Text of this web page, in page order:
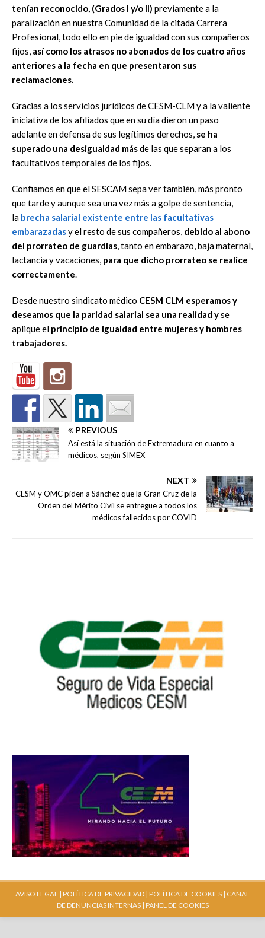
tenían reconocido, (Grados I y/o II) previamente a la
paralización en nuestra Comunidad de la citada Carrera
Profesional, todo ello en pie de igualdad con sus compañeros
fijos, así como los atrasos no abonados de los cuatro años
anteriores a la fecha en que presentaron sus
reclamaciones.
Gracias a los servicios jurídicos de CESM-CLM y a la valiente
iniciativa de los afiliados que en su día dieron un paso
adelante en defensa de sus legítimos derechos, se ha
superado una desigualdad másde las que separan a los
facultativos temporales de los fijos.
Confiamos en que el SESCAM sepa ver también, más pronto
que tarde y aunque sea una vez más a golpe de sentencia,
la brecha salarial existente entre las facultativas
embarazadasy el resto de sus compañeros, debido al abono
del prorrateo de guardias , tanto en embarazo, baja maternal,
lactancia y vacaciones, para que dicho prorrateo se realice
correctamente
Desde nuestro sindicato médico CESM CLM esperamos y
deseamos que la paridad salarial sea una realidad yse
aplique el principio de igualdad entre mujeres y hombres
trabajadores.
PREVIOUS
Así está la situación de Extremadura en cuanto a
médicos, según SIMEX
NEXT
CESM y OMC piden a Sánchez que la Gran Cruz de la
Orden del Mérito Civil se entregue a todos los
médicos fallecidos por COVID
AVISO LEGAL | POLÍTICA DE PRIVACIDAD | POLÍTICA DE COOKIES | CANAL
DE DENUNCIAS INTERNAS| PANEL DE COOKIES